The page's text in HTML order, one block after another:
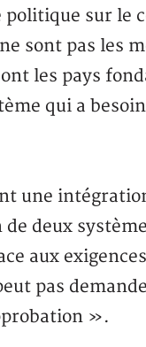
politique sur le
sont pas les
les pays
qui a
une
deux
aux exigences
pas
».